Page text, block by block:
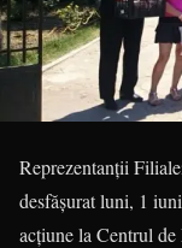
Reprezentanţii
desfăşurat luni, 1
acţiune la Centrul de